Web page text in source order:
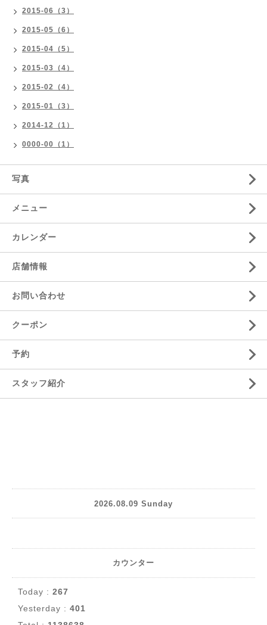
2015-06（3）
2015-05（6）
2015-04（5）
2015-03（4）
2015-02（4）
2015-01（3）
2014-12（1）
0000-00（1）
写真
メニュー
カレンダー
店舗情報
お問い合わせ
クーポン
予約
スタッフ紹介
2026.08.09 Sunday
カウンター
Today : 267
Yesterday : 401